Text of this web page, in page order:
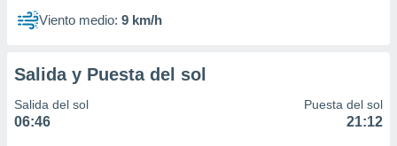
Viento medio: 9 km/h
Salida y Puesta del sol
Salida del sol
06:46
Puesta del sol
21:12